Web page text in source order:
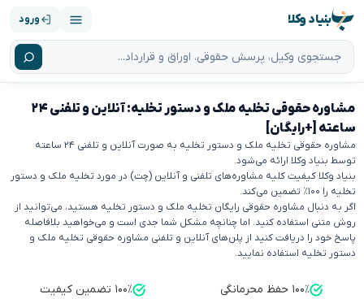
بنیاد وکلا ورود
مشاوره حقوقی تخلیه ملک و دستور تخلیه: آنلاین و تلفنی ۲۴
ساعته [+رایگان]
مشاوره حقوقی تخلیه ملک و دستور تخلیه به صورت آنلاین و تلفنی ۲۴ ساعته
توسط بنیاد وکلا ارائه می‌شود.
بنیاد وکلا کیفیت کلیه مشاوره‌های تلفنی و آنلاین (چت) در مورد تخلیه ملک و دستور
تخلیه را ۱۰۰٪ تضمین می‌کند.
اگر به دنبال مشاوره حقوقی رایگان تخلیه ملک و دستور تخلیه هستید، می‌توانید از
روش متنی استفاده کنید. اما چنانچه مشکل شما جدی است و می‌خواهید بلافاصله
پاسخ خود را دریافت کنید از پلن‌های آنلاین و تلفنی مشاوره حقوقی تخلیه ملک و
دستور تخلیه استفاده نمایید.
۱۰۰٪ حفظ محرمانگی
۱۰۰٪ تضمین کیفیت